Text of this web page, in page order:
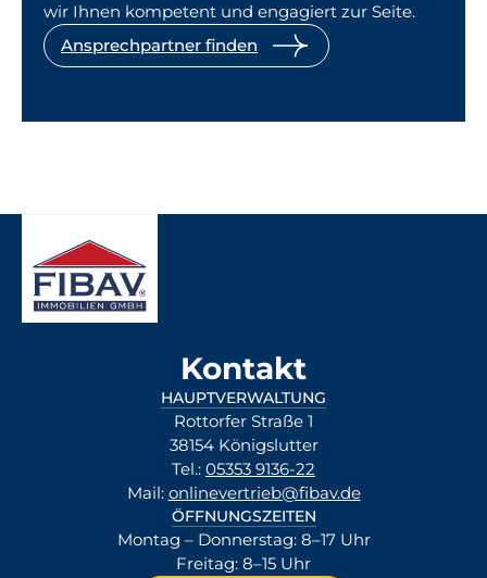
wir Ihnen kompetent und engagiert zur Seite.
Ansprechpartner finden
Kontakt
HAUPTVERWALTUNG
Rottorfer Straße 1
38154 Königslutter
Tel.: 05353 9136-22
Mail: onlinevertrieb@fibav.de
ÖFFNUNGSZEITEN
Montag – Donnerstag: 8–17 Uhr
Freitag: 8–15 Uhr